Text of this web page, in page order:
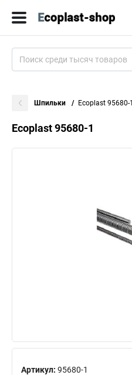
Шпильки Ecoplast 95680-1
Ecoplast 95680-1
Артикул: 95680-1